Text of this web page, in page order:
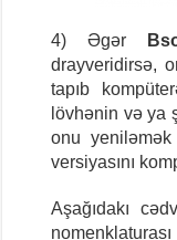
4) Əgər
drayveridirsə,
tapıb
lövhənin və ya
onu
versiyasını
Aşağıdakı